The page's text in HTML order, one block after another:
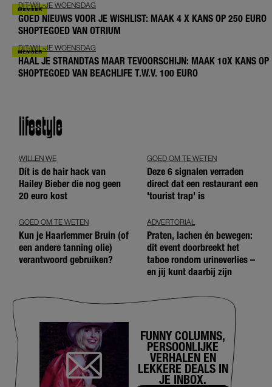
DIT-WIL-JE WOENSDAG
GOED NIEUWS VOOR JE WISHLIST: MAAK 4 X KANS OP 250 EURO
SHOPTEGOED VAN OTRIUM
DIT-WIL-JE WOENSDAG
HAAL JE STRANDTAS MAAR TEVOORSCHIJN: MAAK 10X KANS OP
SHOPTEGOED VAN BEACHLIFE T.W.V. 100 EURO
lifestyle
WILLEN WE
Dít is de hair hack van
Hailey Bieber die nog geen
20 euro kost
GOED OM TE WETEN
Deze 6 signalen verraden
direct dat een restaurant een
'tourist trap' is
GOED OM TE WETEN
Kun je Haarlemmer Bruin (of
een andere tanning olie)
verantwoord gebruiken?
ADVERTORIAL
Praten, lachen én bewegen:
dit event doorbreekt het
taboe rondom urineverlies –
en jij kunt daarbij zijn
FUNNY COLUMNS,
PERSOONLIJKE
VERHALEN EN
LEKKERE DEALS IN
JE INBOX.